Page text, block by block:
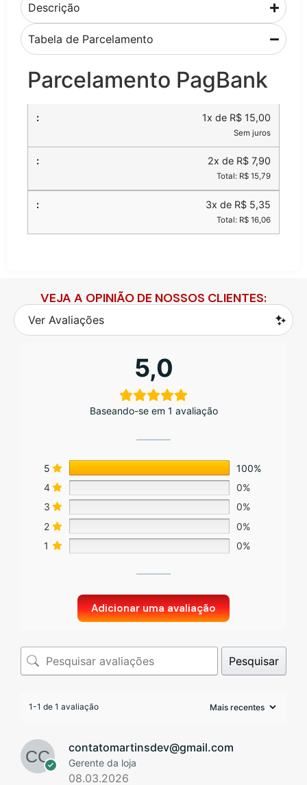
Descrição
Tabela de Parcelamento
Parcelamento PagBank
1x de R$ 15,00
Sem juros
2x de R$ 7,90
Total: R$ 15,79
3x de R$ 5,35
Total: R$ 16,06
VEJA A OPINIÃO DE NOSSOS CLIENTES:
Ver Avaliações
5,0
Baseando-se em 1 avaliação
5
100%
4
0%
3
0%
2
0%
1
0%
Adicionar uma avaliação
Pesquisar
1-1 de 1 avaliação
contatomartinsdev@gmail.com
Gerente da loja
08.03.2026